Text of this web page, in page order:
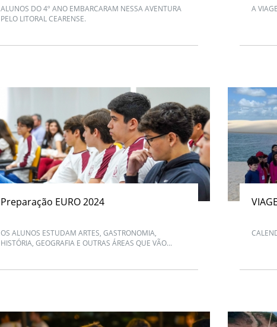
ALUNOS DO 4º ANO EMBARCARAM NESSA AVENTURA
PELO LITORAL CEARENSE.
A
Preparação EURO 2024
OS ALUNOS ESTUDAM ARTES, GASTRONOMIA,
HISTÓRIA, GEOGRAFIA E OUTRAS ÁREAS QUE VÃO...